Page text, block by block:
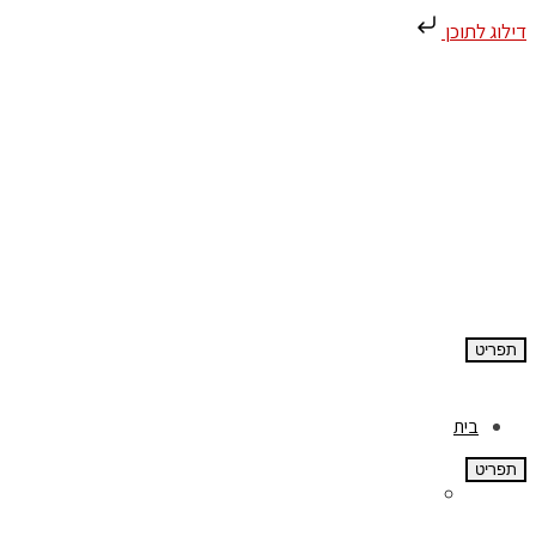
דילוג לתוכן
תפריט
בית
תפריט